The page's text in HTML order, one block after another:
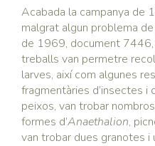
Acabada la campanya de
malgrat algun problema
de 1969, document
treballs van permetre
larves, així com algunes
fragmentàries d’insectes i
peixos, van trobar
formes d’Anaethalion,
van trobar dues granotes i